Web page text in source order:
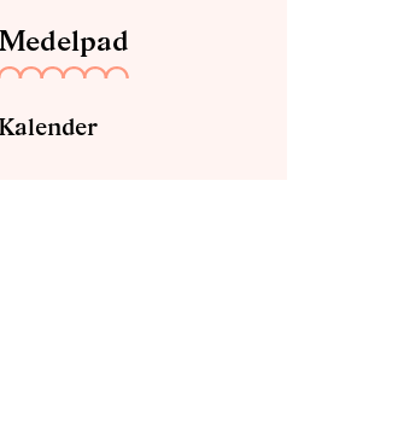
Medelpad
Kalender